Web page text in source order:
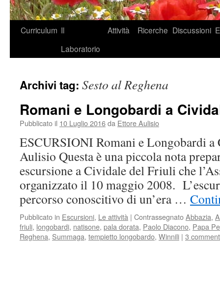
Curriculum Il
Laboratorio
Attività Ricerche Discussioni
Archivi tag: Sesto al Reghena
Romani e Longobardi a
Pubblicato il 10 Luglio 2016da Ettore Aulisio
ESCURSIONI Romani e Longobardi
Aulisio Questa è una piccola nota
escursione a Cividale del Friuli che
organizzato il 10 maggio 2008.
percorso conoscitivo di un’era …
Pubblicato in Escursioni, Le attività | ContrassegnatoAbbazia,
friuli, longobardi, natisone, pala dorata, Paolo Diacono, Papa
Reghena, Summaga, tempietto longobardo, Winnili | 3